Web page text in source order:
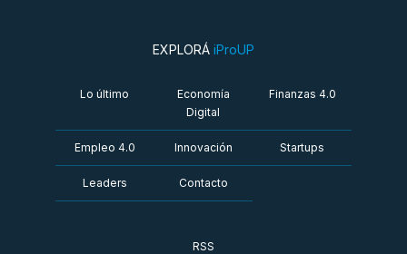
EXPLORÁ iProUP
Lo último
Economía
Digital
Finanzas 4.0
Empleo 4.0 Innovación Startups
Leaders Contacto
RSS